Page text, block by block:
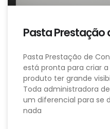
Pasta Prestação
Pasta Prestação de
está pronta para criar
produto ter grande
Toda administradora
um diferencial para se
nada